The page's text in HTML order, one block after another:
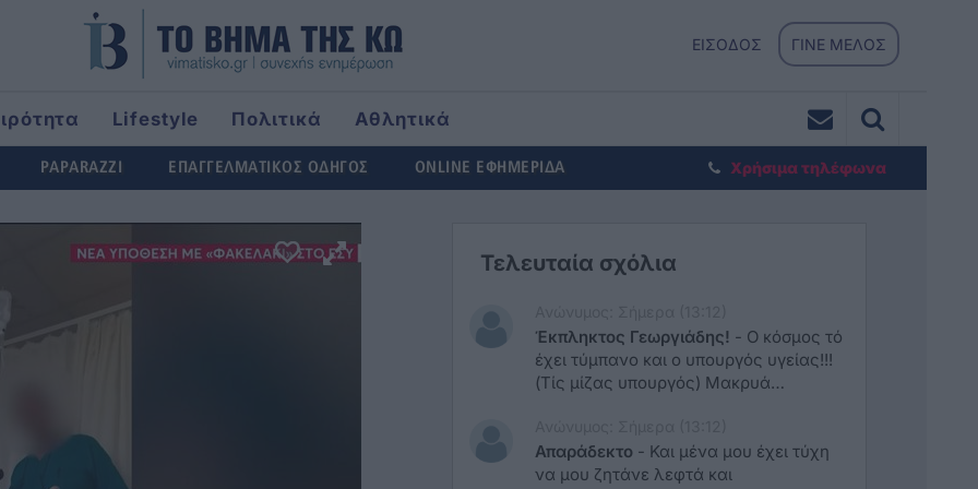
ΕΙΣΟΔΟΣ ΓΙΝΕ ΜΕΛΟΣ
Lifestyle Πολιτικά
Αθλητικά
PAPARAZZI ΕΠΑΓΓΕΛΜΑΤΙΚΟΣ ΟΔΗΓΟΣ ONLINE ΕΦΗΜΕΡΙΔΑ Χρήσιμα τηλέφωνα
Τελευταία σχόλια
Έκπληκτος Γεωργιάδης! - Ο κόσμος τό
έχει τύμπανο και ο υπουργός υγείας!!!
(Τίς μίζας υπουργός) Μακρυά
Τώρα σκεπάζουν όλα τα σκάνδαλα με
ψεύτικα στοιχεία!!! Καί απαιτούν καί
Απαράδεκτο - Και μένα μου έχει τύχη
να μου ζητάνε λεφτά και